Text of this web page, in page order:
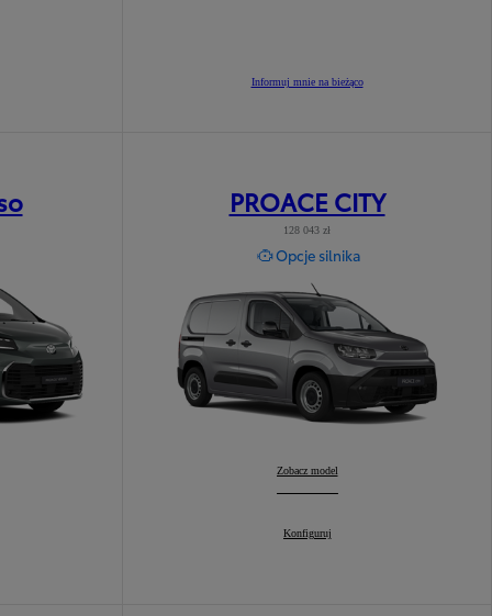
Informuj mnie na bieżąco
PROACE CITY
128 043 zł
Opcje silnika
PROACE CITY
Zobacz model
PROACE CITY
Konfiguruj